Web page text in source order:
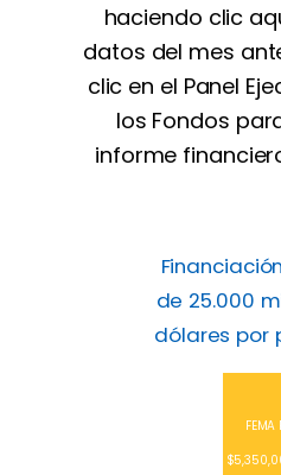
haciendo clic
datos del mes
clic en el Panel
los Fondos
informe
de 25.000
dólares por
FEMA